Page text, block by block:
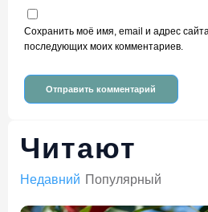
Сохранить моё имя, email и адрес
последующих моих комментариев.
Читают
Недавний Популярный